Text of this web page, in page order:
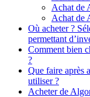
Achat de
Achat de
Où acheter ?
permettant
Comment bien
?
Que faire après
utiliser ?
Acheter de